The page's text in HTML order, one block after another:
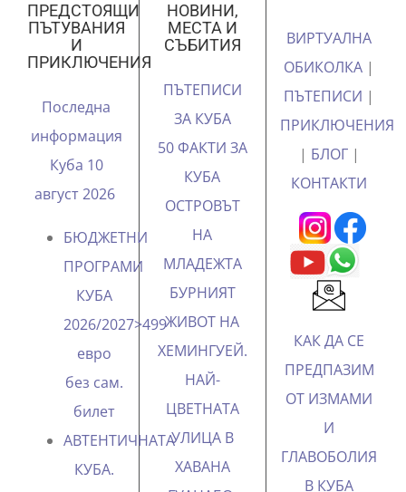
ПРЕДСТОЯЩИ
ПЪТУВАНИЯ
И
ПРИКЛЮЧЕНИЯ
Последна
информация
Куба 10
август 2026
БЮДЖЕТНИ
ПРОГРАМИ
КУБА
2026/2027>499
евро
без сам.
билет
АВТЕНТИЧНАТА
КУБА.
НОВИНИ,
МЕСТА И
СЪБИТИЯ
ПЪТЕПИСИ
ЗА КУБА
50 ФАКТИ ЗА
КУБА
ОСТРОВЪТ
НА
МЛАДЕЖТА
БУРНИЯТ
ЖИВОТ НА
ХЕМИНГУЕЙ.
НАЙ-
ЦВЕТНАТА
УЛИЦА В
ХАВАНА
ВИРТУАЛНА
ОБИКОЛКА |
ПЪТЕПИСИ |
ПРИКЛЮЧЕНИЯ
| БЛОГ|
КОНТАКТИ
КАК ДА СЕ
ПРЕДПАЗИМ
ОТ ИЗМАМИ
И
ГЛАВОБОЛИЯ
В КУБА